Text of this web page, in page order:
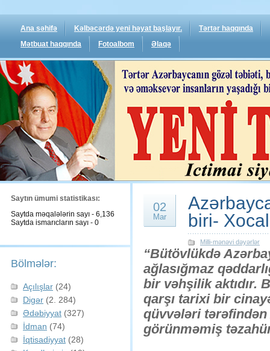
Ana səhifə Kəlbəcərdə yeni həyat başlayır.
Tərtər haqqında
Mətbuat haqqında
Fotoalbom Əlaqə
Saytın ümumi statistikası:
Saytda məqalələrin sayı - 6,136
Saytda ismarıcların sayı - 0
Bölmələr:
Açılışlar (24)
Digər (2. 284)
Ədəbiyyat (327)
İdman (74)
İqtisadiyyat (28)
02
Mar
biri-
Milli-mənəvi dəyərlər
“Bütövlükdə
ağlasığmaz
bir vəhşilik aktıdır.
qarşı tarixi bir
qüvvələri tərəfindən
görünməmiş